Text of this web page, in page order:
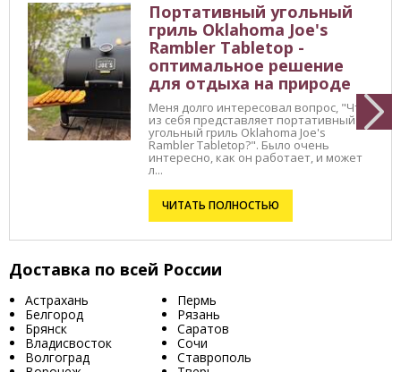
Портативный угольный
гриль Oklahoma Joe's
Rambler Tabletop -
оптимальное решение
для отдыха на природе
Меня долго интересовал вопрос, "Что
из себя представляет портативный
угольный гриль Oklahoma Joe's
Rambler Tabletop?". Было очень
интересно, как он работает, и может
л...
ЧИТАТЬ ПОЛНОСТЬЮ
Доставка по всей России
Астрахань
Белгород
Брянск
Владисвосток
Волгоград
Пермь
Рязань
Саратов
Сочи
Ставрополь